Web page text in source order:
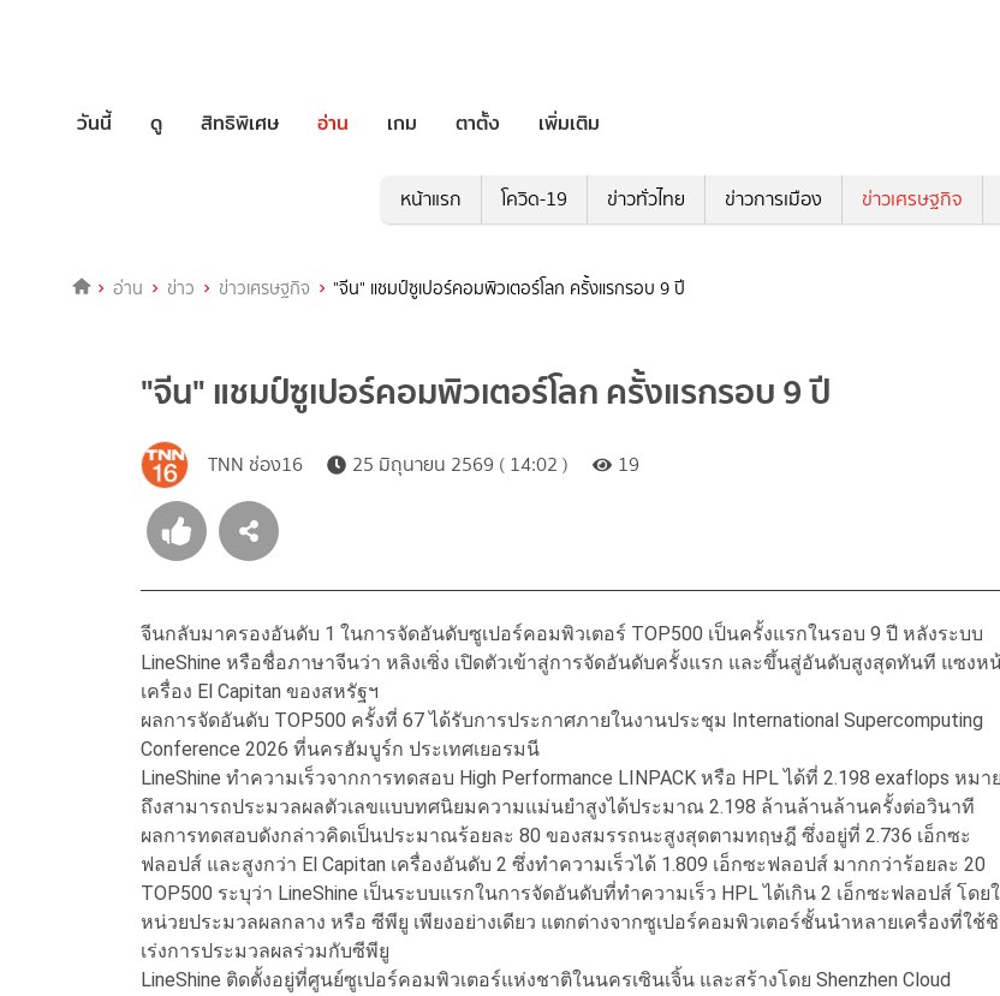
วันนี้ ดู สิทธิพิเศษ อ่าน เกม ตาตั้ง เพิ่มเติม
หน้าแรก โควิด-19 ข่าวทั่วไทย ข่าวการเมือง ข่าวเศรษฐกิจ
อ่าน ข่าว ข่าวเศรษฐกิจ "จีน" แชมป์ซูเปอร์คอมพิวเตอร์โลก ครั้งแรกรอบ 9 ปี
"จีน" แชมป์ซูเปอร์คอมพิวเตอร์โลก ครั้งแรกรอบ 9 ปี
TNN ช่อง16 25 มิถุนายน 2569 ( 14:02 ) 19
จีนกลับมาครองอันดับ 1 ในการจัดอันดับซูเปอร์คอมพิวเตอร์ TOP500 เป็นครั้งแรกในรอบ 9 ปี หลังระบบ
LineShine หรือชื่อภาษาจีนว่า หลิงเซิ่ง เปิดตัวเข้าสู่การจัดอันดับครั้งแรก และขึ้นสู่อันดับสูงสุดทันที แซงห
เครื่อง El Capitan ของสหรัฐฯ
ผลการจัดอันดับ TOP500 ครั้งที่ 67 ได้รับการประกาศภายในงานประชุม International Supercomputing
Conference 2026 ที่นครฮัมบูร์ก ประเทศเยอรมนี
LineShine ทำความเร็วจากการทดสอบ High Performance LINPACK หรือ HPL ได้ที่ 2.198 exaflops หมาย
ถึงสามารถประมวลผลตัวเลขแบบทศนิยมความแม่นยำสูงได้ประมาณ 2.198 ล้านล้านล้านครั้งต่อวินาที
ผลการทดสอบดังกล่าวคิดเป็นประมาณร้อยละ 80 ของสมรรถนะสูงสุดตามทฤษฎี ซึ่งอยู่ที่ 2.736 เอ็กซะ
ฟลอปส์ และสูงกว่า El Capitan เครื่องอันดับ 2 ซึ่งทำความเร็วได้ 1.809 เอ็กซะฟลอปส์ มากกว่าร้อยละ 20
TOP500 ระบุว่า LineShine เป็นระบบแรกในการจัดอันดับที่ทำความเร็ว HPL ได้เกิน 2 เอ็กซะฟลอปส์ โดย
หน่วยประมวลผลกลาง หรือ ซีพียู เพียงอย่างเดียว แตกต่างจากซูเปอร์คอมพิวเตอร์ชั้นนำหลายเครื่องที่ใช้
เร่งการประมวลผลร่วมกับซีพียู
LineShine ติดตั้งอยู่ที่ศูนย์ซูเปอร์คอมพิวเตอร์แห่งชาติในนครเซินเจิ้น และสร้างโดย Shenzhen Cloud